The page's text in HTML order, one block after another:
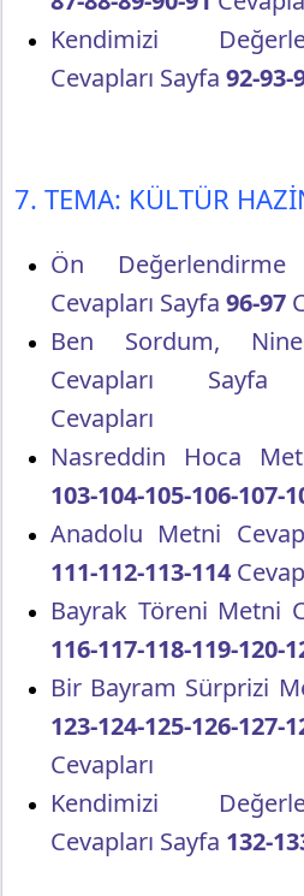
Kendimizi
Cevapları Sayfa 92-93-
7. TEMA: KÜLTÜR
Ön Değerlendirme
Cevapları Sayfa 96-97
Ben Sordum,
Cevapları
Cevapları
Nasreddin Hoca
103-104-105-106-107-
Anadolu Metni
111-112-113-114
Bayrak Töreni Metni
116-117-118-119-120-
Bir Bayram Sürprizi
123-124-125-126-127-
Cevapları
Kendimizi
Cevapları Sayfa 132-